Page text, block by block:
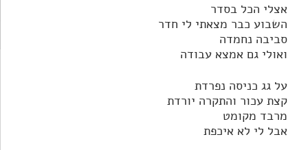
אצלי הכל בסדר
השבוע כבר מצאתי לי חדר
סביבה נחמדה
ואולי גם אמצא עבודה
על גג כניסה נפרדת
קצת עכור והתקרה יורדת
מרבד מקומט
אבל לי לא איכפת